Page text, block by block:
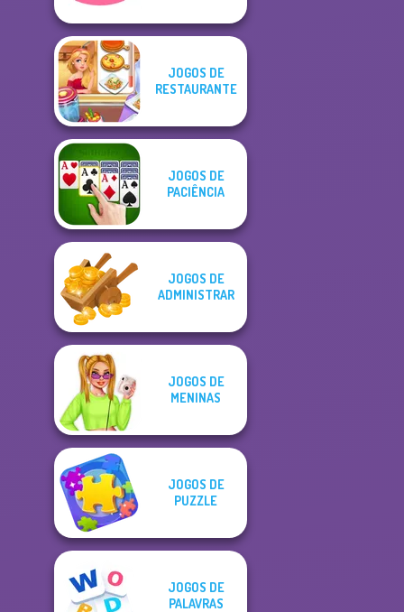
JOGOS DE
RESTAURANTE
JOGOS DE
PACIÊNCIA
JOGOS DE
ADMINISTRAR
JOGOS DE
MENINAS
JOGOS DE
PUZZLE
JOGOS DE
PALAVRAS